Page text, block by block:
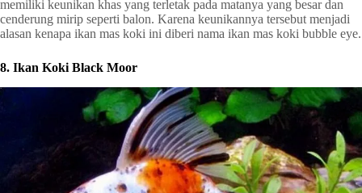
memiliki keunikan khas yang terletak pada matanya yang besar dan
cenderung mirip seperti balon. Karena keunikannya tersebut menjadi
alasan kenapa ikan mas koki ini diberi nama ikan mas koki bubble eye.
8. Ikan Koki Black Moor